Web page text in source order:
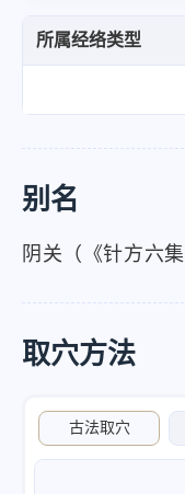
所属经络类型
别名
阴关（《针方六集
取穴方法
古法取穴